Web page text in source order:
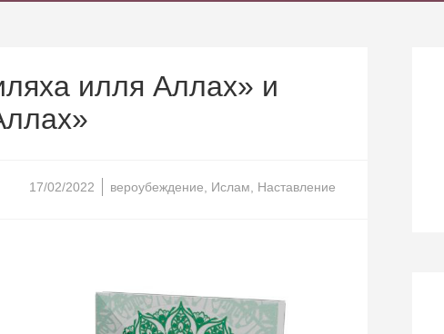
илля Аллах» и
вероубеждение Ислам Наставление
17/02/2022